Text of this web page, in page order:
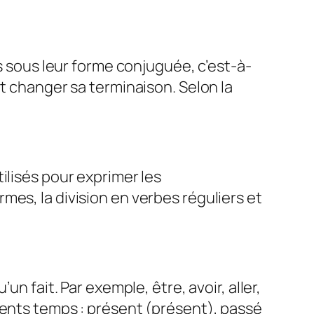
leur forme conjuguée, c’est-à-
sa terminaison. Selon la
pour exprimer les
la division en verbes réguliers et
fait. Par exemple, être, avoir, aller,
temps : présent (présent), passé